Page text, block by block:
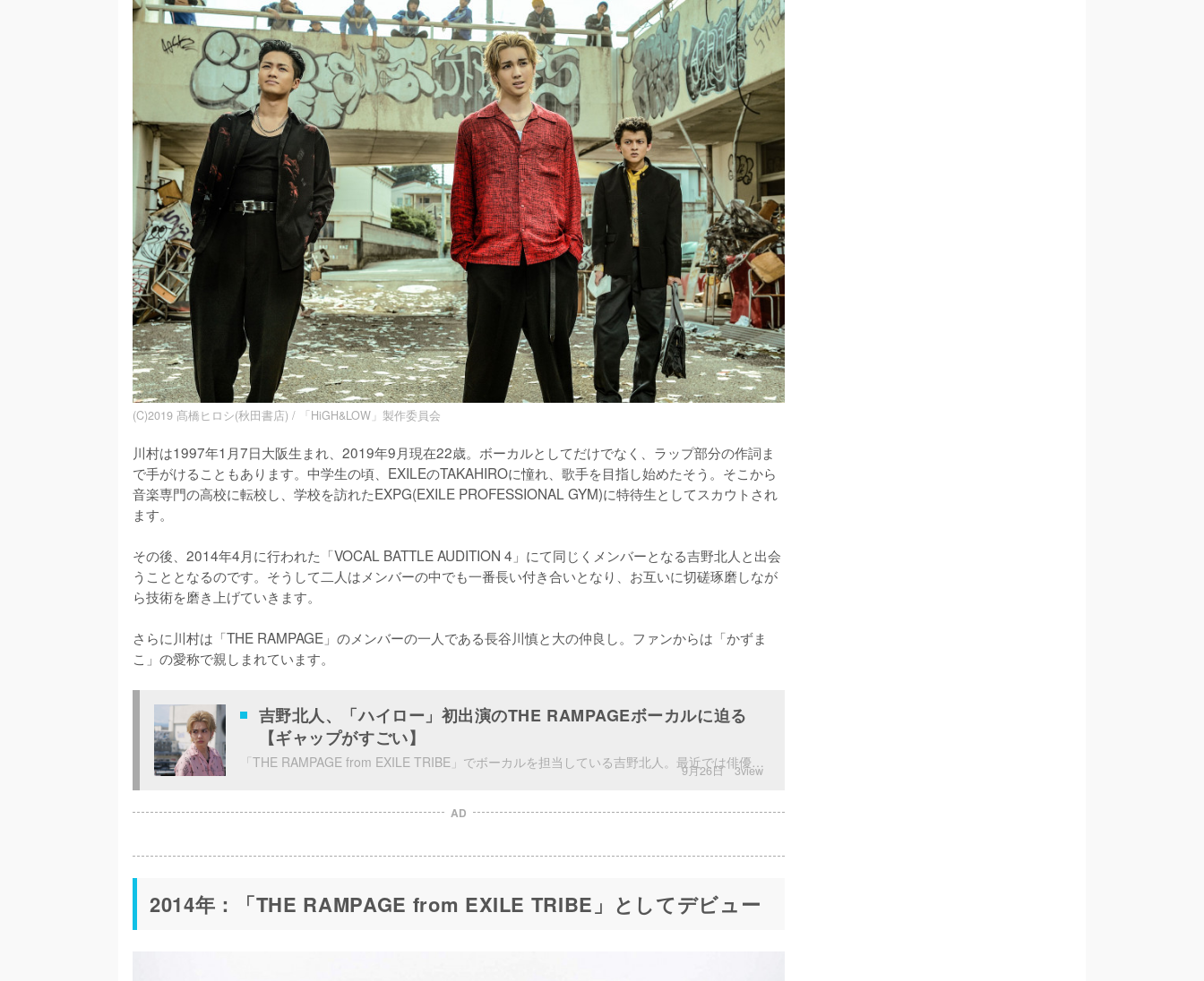
(C)2019 髙橋ヒロシ(秋田書店) / 「HiGH&LOW」製作委員会
川村は1997年1月7日大阪生まれ、2019年9月現在22歳。ボーカルとしてだけでなく、ラップ部分の作詞ま
で手がけることもあります。中学生の頃、EXILEのTAKAHIROに憧れ、歌手を目指し始めたそう。そこから
音楽専門の高校に転校し、学校を訪れたEXPG(EXILE PROFESSIONAL GYM)に特待生としてスカウトされ
ます。
その後、2014年4月に行われた「VOCAL BATTLE AUDITION 4」にて同じくメンバーとなる吉野北人と出会
うこととなるのです。そうして二人はメンバーの中でも一番長い付き合いとなり、お互いに切磋琢磨しなが
ら技術を磨き上げていきます。
さらに川村は「THE RAMPAGE」のメンバーの一人である長谷川慎と大の仲良し。ファンからは「かずま
こ」の愛称で親しまれています。
吉野北人、「ハイロー」初出演のTHE RAMPAGEボーカルに迫る
【ギャップがすごい】
「THE RAMPAGE from EXILE TRIBE」でボーカルを担当している吉野北人。最近では俳優としての活動も開始し、出演した映画『HiGH&LOW THE WORST』が2019年10月4日に公開されます。
9月26日 3view
AD
2014年：「THE RAMPAGE from EXILE TRIBE」としてデビュー